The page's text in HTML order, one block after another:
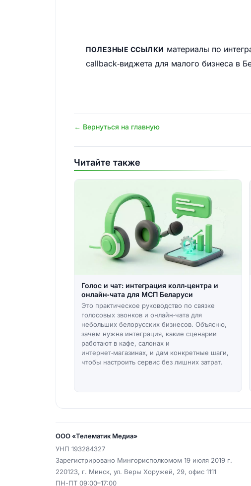
ПОЛЕЗНЫЕ ССЫЛКИ материалы по
callback‑виджета для малого бизнеса в
← Вернуться на главную
Читайте также
Голос и чат: интеграция колл‑центра и
онлайн‑чата для МСП Беларуси
Это практическое руководство по связке
голосовых звонков и онлайн‑чата для
небольших белорусских бизнесов. Объясню,
зачем нужна интеграция, какие сценарии
работают в кафе, салонах и
интернет‑магазинах, и дам конкретные шаги,
чтобы настроить сервис без лишних затрат.
ООО «Телематик Медиа»
УНП 193284327
Зарегистрировано Мингорисполкомом 19 июля 2019 г.
220123, г. Минск, ул. Веры Хоружей, 29, офис 1111
ПН-ПТ 09:00–17:00